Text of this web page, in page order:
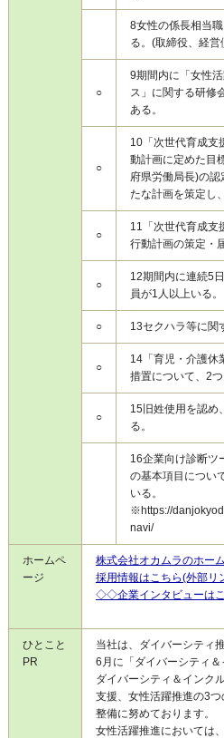
8女性の係長相当
る。(取締役、経
○
9期間内に「女性
ス」に関する研修
ある。
○
10「次世代育成支
動計画に定めた目
府県労働局長)の
たな計画を策定し
○
11
「次世代育成
行動計画の策定・
○
12期間内に連続5
員が1人以上いる。
○ 13セクハラ等に関
○
14「育児・介護休
措置について、2
○
15旧姓使用を認め
る。
16企業向け診断ツ
の基本項目につい
いる。
※https://
navi/
ホームペ
ージ
株式会社オカムラのホー
採用情報はこちら(外部リ
◇◇企業インタビューは
ひとこと
PR
当社は、ダイバーシティ
6月に「ダイバーシティ＆
ダイバーシティ＆インク
支援、女性活躍推進の3
整備に努めております。
女性活躍推進においては